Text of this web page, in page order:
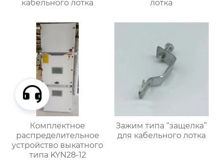
кабельного лотка
лотка
Комплектное
распределительное
устройство выкатного
типа KYN28-12
Зажим типа “защелка”
для кабельного лотка